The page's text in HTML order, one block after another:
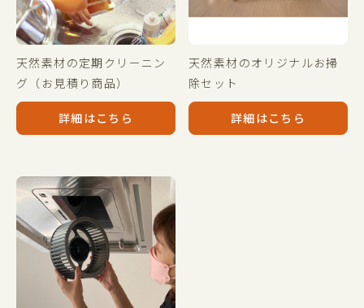
天然素材の定期クリーニン
グ（お見積り商品）
詳細はこちら
天然素材のオリジナルお掃
除セット
詳細はこちら